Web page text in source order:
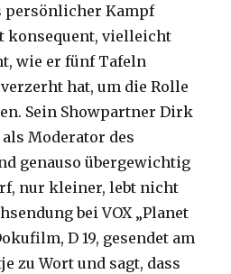
persönlicher Kampf
konsequent, vielleicht
wie er fünf Tafeln
hat, um die Rolle
Sein Showpartner Dirk
Moderator des
genauso übergewichtig
nur kleiner, lebt nicht
bei VOX „Planet
D 19, gesendet am
zu Wort und sagt, dass